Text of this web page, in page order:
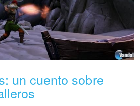
un cuento sobre